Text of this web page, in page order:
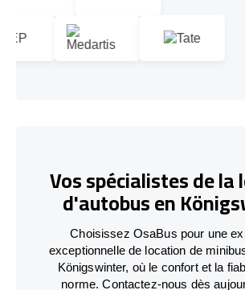
Vos spécialistes de
d'autobus en
Choisissez OsaBus pour une
exceptionnelle de location de
Königswinter, où le confort et la
norme. Contactez-nous dès